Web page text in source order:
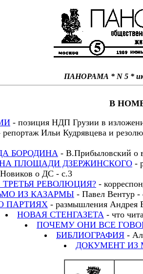
ПАНОРАМА * N 5 *
В
- позиция НДП Грузии в
репортаж Ильи Кудрявцева и
БОРОДИНА - В.Прибыловский о
ПЛОЩАДИ ДЗЕРЖИНСКОГО -
о ДС - с.3
ТРЕТЬЯ РЕВОЛЮЦИЯ? -
ИЗ КАЗАРМЫ - Павел Вентур -
ПАРТИЯХ - размышления Андрея
НОВАЯ СТЕНГАЗЕТА - что
ПОЧЕМУ ОНИ ВСЕ
БИБЛИОГРАФИЯ -
ДОКУМЕНТ ИЗ